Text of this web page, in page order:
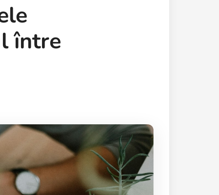
între